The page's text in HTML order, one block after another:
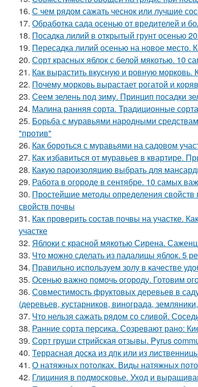
16. С чем рядом сажать чеснок или лучшие
17. Обработка сада осенью от вредителей и
18. Посадка лилий в открытый грунт осенью
19. Пересадка лилий осенью на новое место.
20. Сорт красных яблок с белой мякотью. 10
21. Как вырастить вкусную и ровную морковь.
22. Почему морковь вырастает рогатой и
23. Сеем зелень под зиму. Принцип посадки
24. Малина ранняя сорта. Традиционные
25. Борьба с муравьями народными
"против"
26. Как бороться с муравьями на садовом
27. Как избавиться от муравьев в квартире.
28. Какую пароизоляцию выбрать для
29. Работа в огороде в сентябре. 10 самых
30. Простейшие методы определения
свойств почвы
31. Как проверить состав почвы на участке.
участке
32. Яблоки с красной мякотью Сирена.
33. Что можно сделать из падалицы яблок. 5
34. Правильно используем золу в качестве
35. Осенью важно помочь огороду. Готовим
36. Совместимость фруктовых деревьев в
(деревьев, кустарников, винограда,
37. Что нельзя сажать рядом со сливой.
38. Ранние сорта персика. Созревают рано:
39. Сорт груши стрийская отзывы. Pyrus
40. Террасная доска из дпк или из
41. О натяжных потолках. Виды натяжных
42. Глициния в подмосковье. Уход и